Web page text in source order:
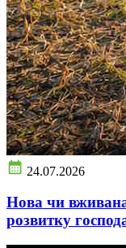
24.07.2026
Нова чи
розвитку